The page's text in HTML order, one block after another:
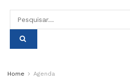
Home Agenda